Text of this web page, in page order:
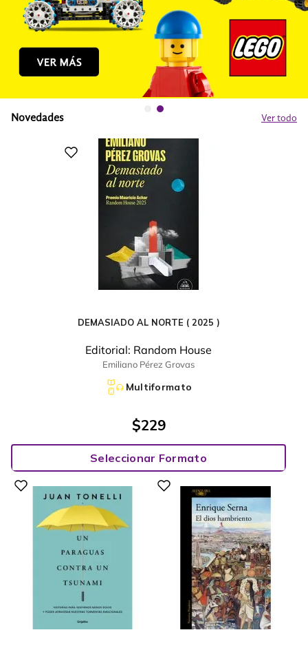
Novedades Ver todo
DEMASIADO AL NORTE ( 2025 )
Editorial: Random House
Emiliano Pérez Grovas
Multiformato
$229
Seleccionar Formato